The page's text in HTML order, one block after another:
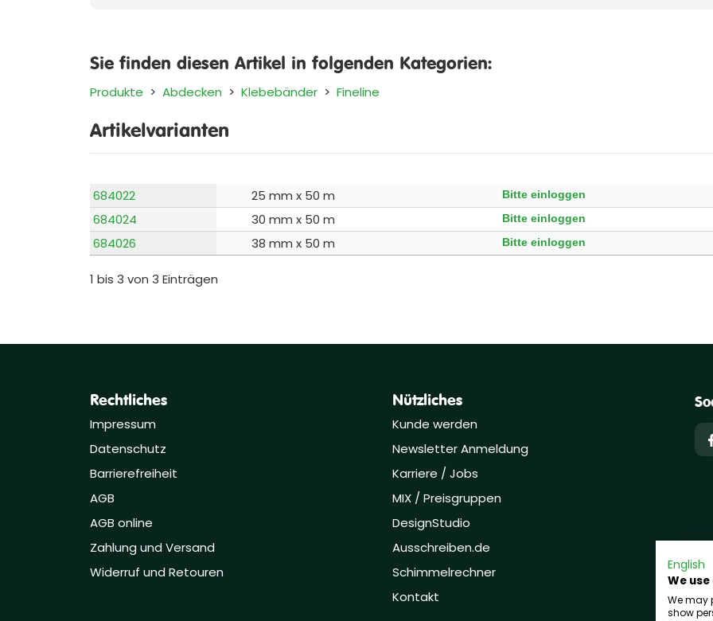
Sie finden diesen Artikel in folgenden Kategorien:
Produkte > Abdecken > Klebebänder > Fineline
Artikelvarianten
684022 25 mm x 50 m Bitte einloggen
684024 30 mm x 50 m Bitte einloggen
684026 38 mm x 50 m Bitte einloggen
1 bis 3 von 3 Einträgen
Rechtliches
Impressum
Datenschutz
Barrierefreiheit
AGB
AGB online
Zahlung und Versand
Widerruf und Retouren
Nützliches
Kunde werden
Newsletter Anmeldung
Karriere / Jobs
MIX / Preisgruppen
DesignStudio
Ausschreiben.de
Schimmelrechner
Kontakt
English
We
We may
show